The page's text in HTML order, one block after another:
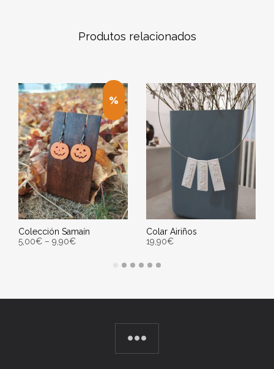
Produtos relacionados
Colección Samaín
5,00€ – 9,90€
10/08/2026 - 12/08/2026
Colar Airiños
19,90€
ENGADIR AO CARRIÑO
10/08/2026 - 12/08/2026